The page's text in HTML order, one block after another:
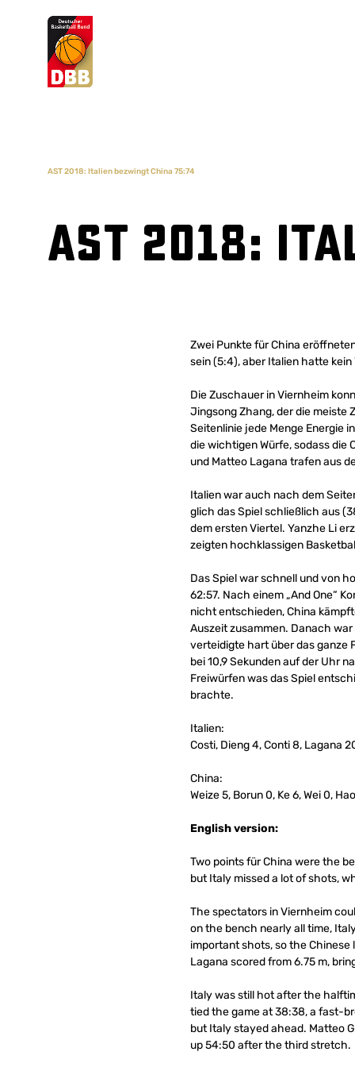
Suchvorschläge
AST 2018: Italien bezwingt China 75:74
AST 2018:
Zwei Punkte für China
sein (5:4), aber Italien hatte
Die Zuschauer in Viernheim
Jingsong Zhang, der die meiste
Seitenlinie jede Menge Energie
die wichtigen Würfe, sodass die
und Matteo Lagana trafen aus
Italien war auch nach dem
glich das Spiel schließlich aus
dem ersten Viertel. Yanzhe Li
zeigten hochklassigen
Das Spiel war schnell und von
62:57. Nach einem „And One“
nicht entschieden, China
Auszeit zusammen. Danach
verteidigte hart über das ganze
bei 10,9 Sekunden auf der Uhr
Freiwürfen was das Spiel
brachte.
Italien:
Costi, Dieng 4, Conti 8, Lagana
China:
Weize 5, Borun 0, Ke 6, Wei 0,
English version:
Two points für China were the
but Italy missed a lot of shots,
The spectators in Viernheim
on the bench nearly all time,
important shots, so the
Lagana scored from 6.75 m,
Italy was still hot after the
tied the game at 38:38, a fast-
but Italy stayed ahead. Matteo
up 54:50 after the third stretch.